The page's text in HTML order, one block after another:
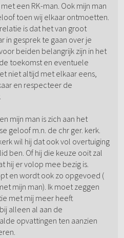
een RK-man. Ook mijn man
toen wij elkaar ontmoetten.
is dat het van groot
in gesprek te gaan over je
beiden belangrijk zijn in het
toekomst en eventuele
niet altijd met elkaar eens,
en respecteer de
mijn man is zich aan het
geloof m.n. de chr ger. kerk.
wil hij dat ook vol overtuiging
ben. Of hij die keuze ooit zal
hij er volop mee bezig is.
en wordt ook zo opgevoed (
mijn man). Ik moet zeggen
met mij meer heeft
alleen al aan de
opvattingen ten aanzien